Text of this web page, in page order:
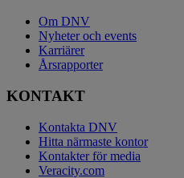
Om DNV
Nyheter och events
Karriärer
Årsrapporter
KONTAKT
Kontakta DNV
Hitta närmaste kontor
Kontakter för media
Veracity.com